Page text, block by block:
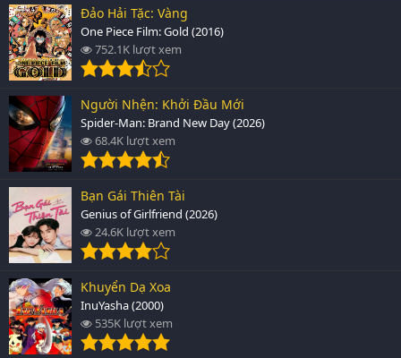
Đảo Hải Tặc: Vàng
One Piece Film: Gold (2016)
752.1K lượt xem
Người Nhện: Khởi Đầu Mới
Spider-Man: Brand New Day (2026)
68.4K lượt xem
Bạn Gái Thiên Tài
Genius of Girlfriend (2026)
24.6K lượt xem
Khuyển Dạ Xoa
InuYasha (2000)
535K lượt xem